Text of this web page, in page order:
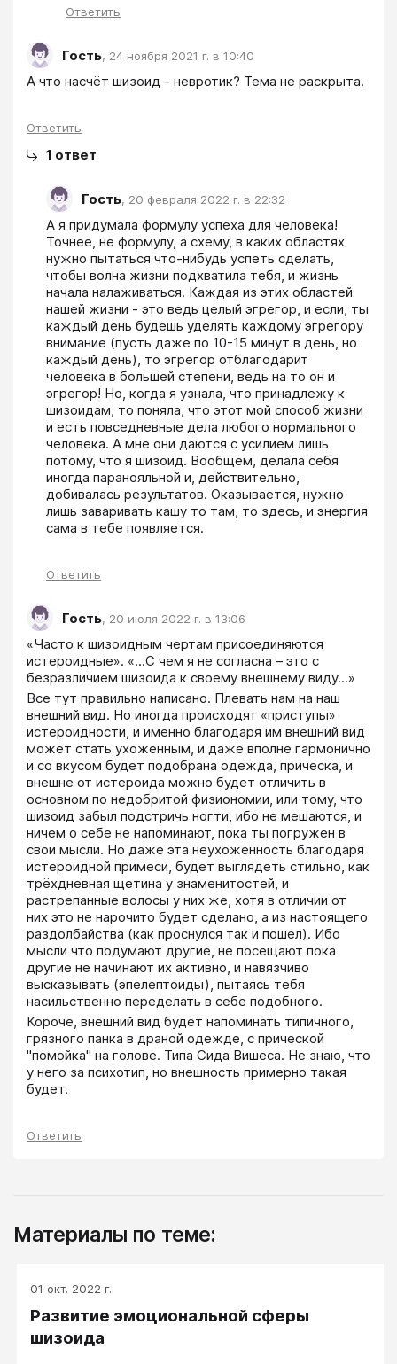
Ответить
Гость, 24 ноября 2021 г. в 10:40
А что насчёт шизоид - невротик? Тема не раскрыта.
Ответить
1 ответ
Гость, 20 февраля 2022 г. в 22:32
А я придумала формулу успеха для человека!
Точнее, не формулу, а схему, в каких областях
нужно пытаться что-нибудь успеть сделать,
чтобы волна жизни подхватила тебя, и жизнь
начала налаживаться. Каждая из этих областей
нашей жизни - это ведь целый эгрегор, и если, ты
каждый день будешь уделять каждому эгрегору
внимание (пусть даже по 10-15 минут в день, но
каждый день), то эгрегор отблагодарит
человека в большей степени, ведь на то он и
эгрегор! Но, когда я узнала, что принадлежу к
шизоидам, то поняла, что этот мой способ жизни
и есть повседневные дела любого нормального
человека. А мне они даются с усилием лишь
потому, что я шизоид. Вообщем, делала себя
иногда паранояльной и, действительно,
добивалась результатов. Оказывается, нужно
лишь заваривать кашу то там, то здесь, и энергия
сама в тебе появляется.
Ответить
Гость, 20 июля 2022 г. в 13:06
«Часто к шизоидным чертам присоединяются
истероидные». «...С чем я не согласна – это с
безразличием шизоида к своему внешнему виду...»
Все тут правильно написано. Плевать нам на наш
внешний вид. Но иногда происходят «приступы»
истероидности, и именно благодаря им внешний вид
может стать ухоженным, и даже вполне гармонично
и со вкусом будет подобрана одежда, прическа, и
внешне от истероида можно будет отличить в
основном по недобритой физиономии, или тому, что
шизоид забыл подстричь ногти, ибо не мешаются, и
ничем о себе не напоминают, пока ты погружен в
свои мысли. Но даже эта неухоженность благодаря
истероидной примеси, будет выглядеть стильно, как
трёхдневная щетина у знаменитостей, и
растрепанные волосы у них же, хотя в отличии от
них это не нарочито будет сделано, а из настоящего
раздолбайства (как проснулся так и пошел). Ибо
мысли что подумают другие, не посещают пока
другие не начинают их активно, и навязчиво
высказывать (эпелептоиды), пытаясь тебя
насильственно переделать в себе подобного.
Короче, внешний вид будет напоминать типичного,
грязного панка в драной одежде, с прической
"помойка" на голове. Типа Сида Вишеса. Не знаю, что
у него за психотип, но внешность примерно такая
будет.
Ответить
Материалы по теме:
01 окт. 2022 г.
Развитие эмоциональной сферы
шизоида